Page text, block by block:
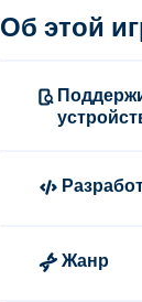
Кто создал
В Supercar
Об этой
Поддерживаемые
Жанр